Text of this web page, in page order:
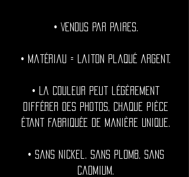
• Vendus par paires.
• Matériau = Laiton plaqué argent.
• La couleur peut légèrement
différer des photos, chaque pièce
étant fabriquée de manière unique.
• Sans nickel. Sans plomb. Sans
cadmium.